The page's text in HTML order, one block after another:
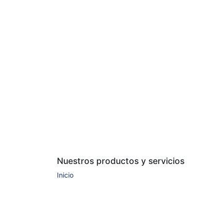
Nuestros productos y servicios
Inicio